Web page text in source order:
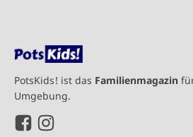
PotsKids! ist das Familienmagazin
Umgebung.